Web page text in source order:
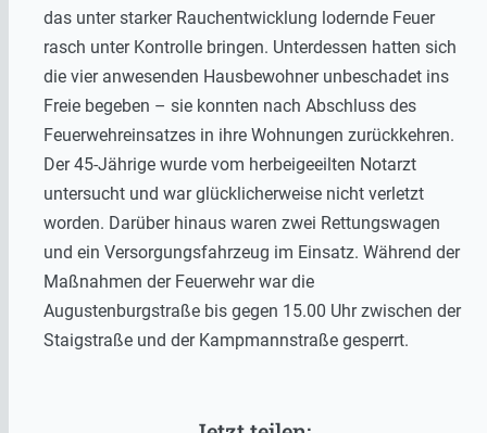
das unter starker Rauchentwicklung lodernde Feuer
rasch unter Kontrolle bringen. Unterdessen hatten sich
die vier anwesenden Hausbewohner unbeschadet ins
Freie begeben – sie konnten nach Abschluss des
Feuerwehreinsatzes in ihre Wohnungen zurückkehren.
Der 45-Jährige wurde vom herbeigeeilten Notarzt
untersucht und war glücklicherweise nicht verletzt
worden. Darüber hinaus waren zwei Rettungswagen
und ein Versorgungsfahrzeug im Einsatz. Während der
Maßnahmen der Feuerwehr war die
Augustenburgstraße bis gegen 15.00 Uhr zwischen der
Staigstraße und der Kampmannstraße gesperrt.